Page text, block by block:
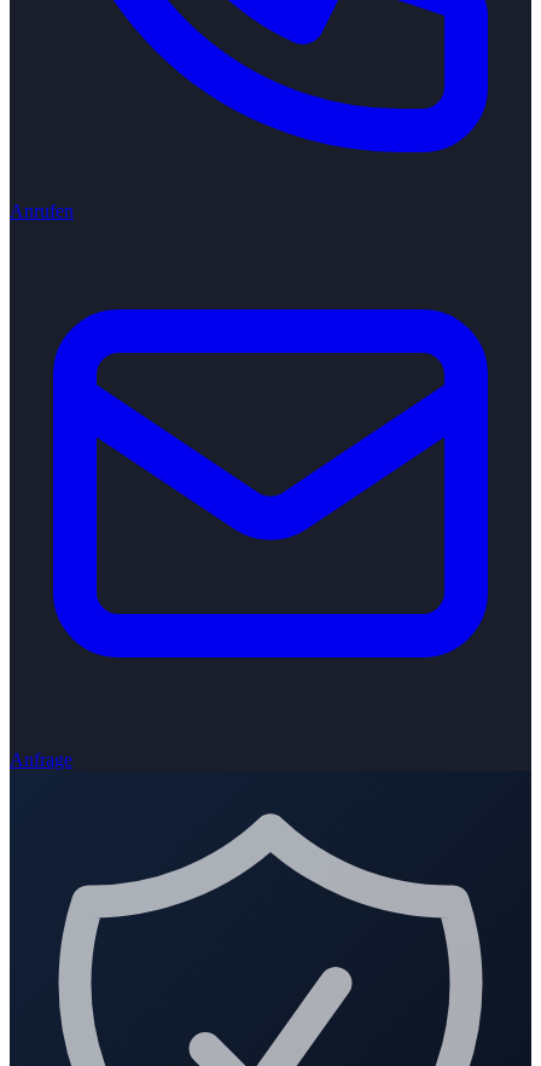
Anrufen
Anfrage